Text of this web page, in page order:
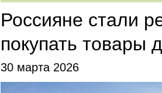
Россияне стали
покупать товары
30 марта 2026